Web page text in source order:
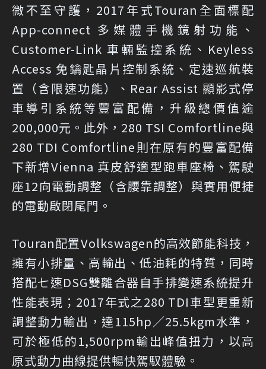
微不至守護，2017年式Touran全面標配
App-connect 多媒體手機鏡射功能、
Customer-Link 車輛監控系統、Keyless
Access 免鑰匙晶片控制系統、定速巡航裝
置（含限速功能）、Rear Assist 顯影式停
車導引系統等豐富配備，升級總價值逾
200,000元。此外，280 TSI Comfortline與
280 TDI Comfortline則在原有的豐富配備
下新增Vienna 真皮舒適型跑車座椅、駕駛
座12向電動調整（含腰靠調整）與實用便捷
的電動啟閉尾門。
Touran配置Volkswagen的高效節能科技，
擁有小排量、高輸出、低油耗的特質，同時
搭配七速DSG雙離合器自手排變速系統提升
性能表現；2017年式之280 TDI車型更重新
調整動力輸出，達115hp／25.5kgm水準，
可於極低的1,500rpm輸出峰值扭力，以高
原式動力曲線提供暢快駕馭體驗。